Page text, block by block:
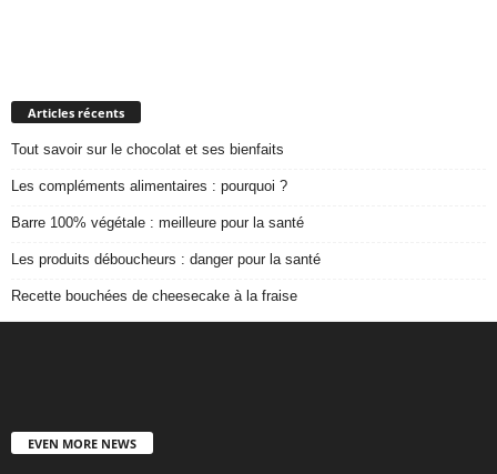
Articles récents
Tout savoir sur le chocolat et ses bienfaits
Les compléments alimentaires : pourquoi ?
Barre 100% végétale : meilleure pour la santé
Les produits déboucheurs : danger pour la santé
Recette bouchées de cheesecake à la fraise
EVEN MORE NEWS